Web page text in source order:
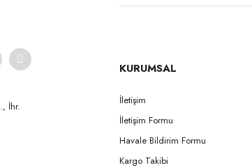
İhr.
KURUMSAL
İletişim
İletişim Formu
Havale Bildirim Formu
Kargo Takibi